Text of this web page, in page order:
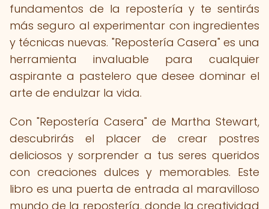
fundamentos de la repostería y te sentirás
más seguro al experimentar con ingredientes
y técnicas nuevas. "Repostería Casera" es una
herramienta invaluable para cualquier
aspirante a pastelero que desee dominar el
arte de endulzar la vida.
Con "Repostería Casera" de Martha Stewart,
descubrirás el placer de crear postres
deliciosos y sorprender a tus seres queridos
con creaciones dulces y memorables. Este
libro es una puerta de entrada al maravilloso
mundo de la repostería, donde la creatividad